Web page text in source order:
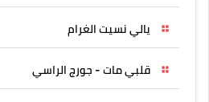
يالي نسيت الغرام
قلبي مات - جورج الراسي